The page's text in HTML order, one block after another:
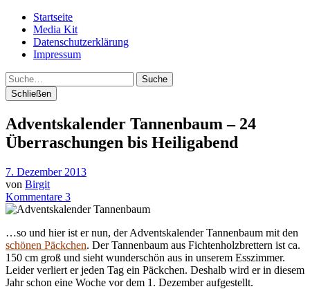
Startseite
Media Kit
Datenschutzerklärung
Impressum
Suche
Schließen
Adventskalender Tannenbaum – 24
Überraschungen bis Heiligabend
7. Dezember 2013
von Birgit
Kommentare 3
…so und hier ist er nun, der Adventskalender Tannenbaum mit den
schönen Päckchen. Der Tannenbaum aus Fichtenholzbrettern ist ca.
150 cm groß und sieht wunderschön aus in unserem Esszimmer.
Leider verliert er jeden Tag ein Päckchen. Deshalb wird er in diesem
Jahr schon eine Woche vor dem 1. Dezember aufgestellt.